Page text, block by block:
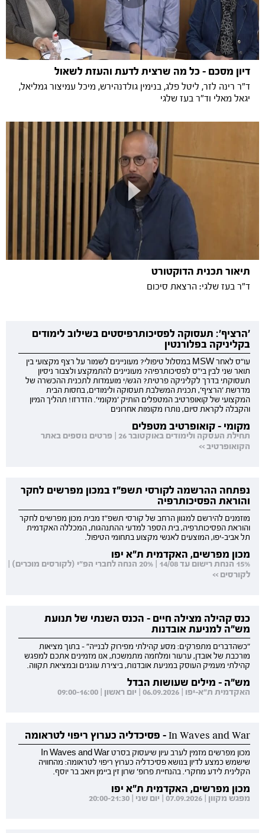
דיון מסכם - כל מה שרצית לדעת והעזת לשאול
ד"ר רינה לזר, ליטל פלג, בנימין גולדנהירש, מיכל עמיצור גמליאל,
יגאל מאלי וד"ר בעז שלגי
תיאור תכנית הדוקטורט
ד"ר בעז שלגי: הרצאת סיכום
'הרציף': תעסוקה לפסיכותרפיסטים בשילוב לימודים
בקליניקה בפלורנטין
עו"ס לאחר MSW במסלול טיפולי? מעוניינים לשמור על רצף מקצועי בין
תואר שני לבין בי"ס לפסיכותרפיה? מעוניינים להתמקצע ולצבור ניסיון
תעסוקתי בדרך לקליניקה פרטית? הגש/י מועמדות לתכנית ההכשרה של
מדרשת 'הרציף', תכנית המשלבת תעסוקה ולימודים, בחסות הבית
המקצועי של קואופרטיב המטפלים הותיק 'מקומי'. הזדרזו! תהליך המיון
והקבלה לקראת סיום, נותרו מקומות אחרונים
מקומי - קואופרטיב מטפלים
תחילת העסקה ולימודים באוקטובר 26 | פרטים נוספים באתר
הקואופרטיב >>
נפתחה ההרשמה לקורסי תשפ"ז במכון מפרשים לחקר
והוראת הפסיכותרפיה
מוזמנים להירשם למגוון הרחב של קורסי תשפ"ז מבית מכון מפרשים לחקר
והוראת הפסיכותרפיה, בית הספר למדעי ההתנהגות, המכללה האקדמית
תל אביב-יפו, המוצעים לאנשי מקצוע בתחומי הטיפול.
מכון מפרשים, האקדמית ת"א יפו
15% הנחת רישום עד 14/08 | 20% הנחה לחברי הפ"י (לקורסים מוכרים) |
לקורסים >>
כנס קהילה מצילה חיים - הכנס השנתי של תנועת
מש"ה למניעת אובדנות
"כשהדברים מתפרקים: מסע קהילתי מפירוק לבנייה" - בתוך מציאות
מורכבת של אובדן, ערעור ומלחמה מתמשכת, אנו מזמינים אתכם למפגש
קהילתי מעמיק העוסק במניעת אובדנות, ביצירת עוגנים ובמציאת תקווה.
מש"ה - מילים שעושות הבדל
האקדמית ת"א-יפו | 06.09.2026 | יום ראשון | 09:00-16:00
In Waves and War - פסיכדליה כערוץ ריפוי לטראומה
מכון מפרשים מזמין לערב עיון שיעסוק בסרט In Waves and War
שישמש כמצע לדיון בנושא פסיכדליה כערוץ ריפוי לטראומה: מהחוויה
הקלינית לידע מחקרי. בהנחיית פרופ' שרון זין ביימן ויואב בר יוסף.
מכון מפרשים, האקדמית ת"א יפו
מפגש מקוון | 07.09.2026 | יום שני | 20:00-21:30